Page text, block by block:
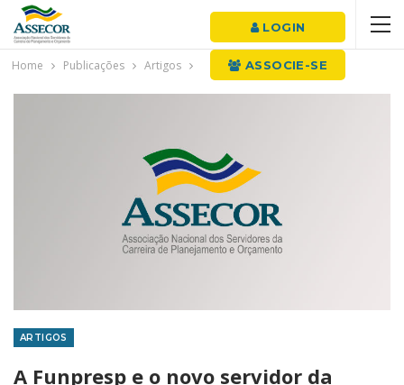
LOGIN
ASSOCIE-SE
Home Publicações Artigos
ARTIGOS
A Funpresp e o novo servidor da